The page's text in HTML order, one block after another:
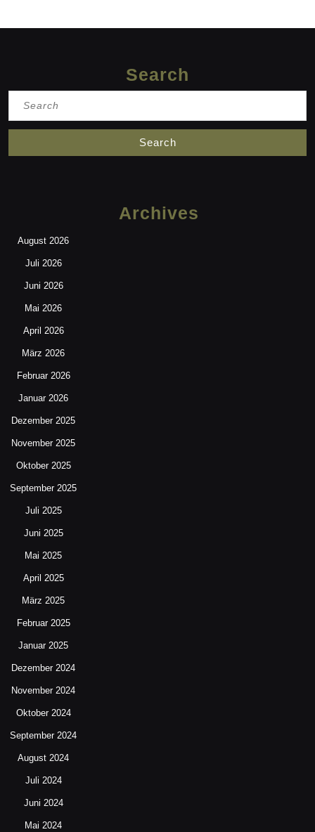
Search
Archives
August 2026
Juli 2026
Juni 2026
Mai 2026
April 2026
März 2026
Februar 2026
Januar 2026
Dezember 2025
November 2025
Oktober 2025
September 2025
Juli 2025
Juni 2025
Mai 2025
April 2025
März 2025
Februar 2025
Januar 2025
Dezember 2024
November 2024
Oktober 2024
September 2024
August 2024
Juli 2024
Juni 2024
Mai 2024